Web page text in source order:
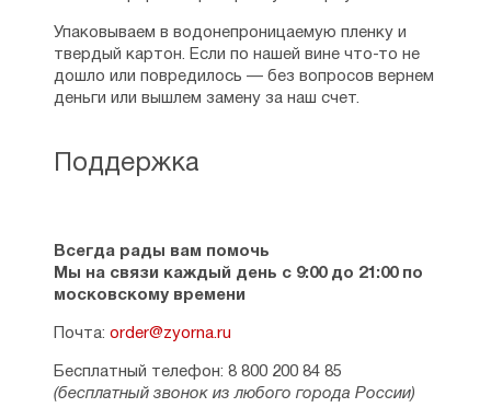
Поддержка
Всегда рады вам помочь
Мы на связи каждый день с 9:00 до 21:00 по
московскому времени
Почта: order@zyorna.ru
Бесплатный телефон: 8 800 200 84 85
(бесплатный звонок из любого города России)
Упаковываем в водонепроницаемую пленку и
твердый картон. Если по нашей вине что-то не
дошло или повредилось — без вопросов вернем
деньги или вышлем замену за наш счет.